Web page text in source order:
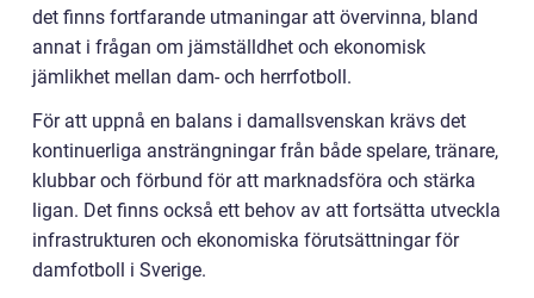
det finns fortfarande utmaningar att övervinna, bland
annat i frågan om jämställdhet och ekonomisk
jämlikhet mellan dam- och herrfotboll.
För att uppnå en balans i damallsvenskan krävs det
kontinuerliga ansträngningar från både spelare, tränare,
klubbar och förbund för att marknadsföra och stärka
ligan. Det finns också ett behov av att fortsätta utveckla
infrastrukturen och ekonomiska förutsättningar för
damfotboll i Sverige.